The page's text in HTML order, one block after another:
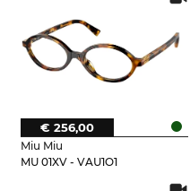
Miu Miu
MU 01XV - VAU1O1
€ 256,00